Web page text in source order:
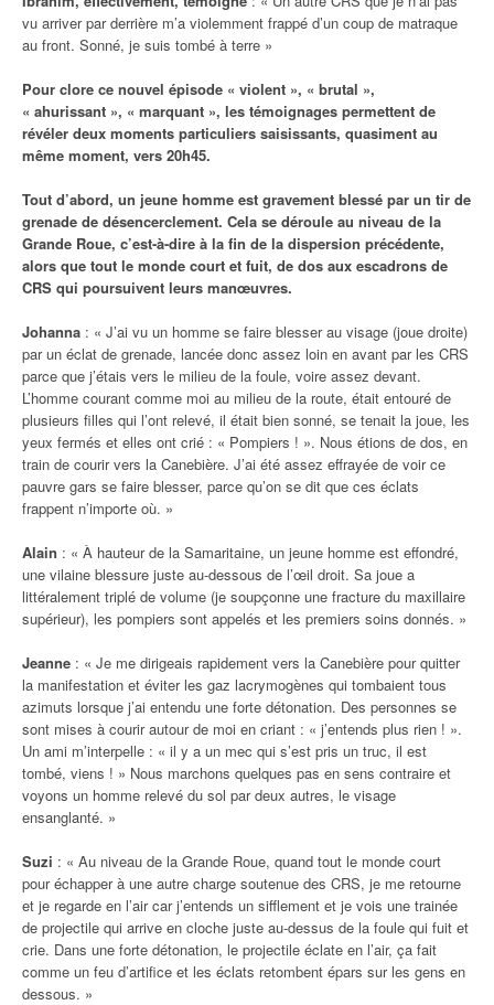
vu arriver par derrière m’a violemment frappé d’un coup de matraque
au front. Sonné, je suis tombé à terre »
Pour clore ce nouvel épisode « violent », « brutal »,
« ahurissant », « marquant », les témoignages permettent de
révéler deux moments particuliers saisissants, quasiment au
même moment, vers 20h45.
Tout d’abord, un jeune homme est gravement blessé par un tir de
grenade de désencerclement. Cela se déroule au niveau de la
Grande Roue, c’est-à-dire à la fin de la dispersion précédente,
alors que tout le monde court et fuit, de dos aux escadrons de
CRS qui poursuivent leurs manœuvres.
Johanna : « J’ai vu un homme se faire blesser au visage (joue droite)
par un éclat de grenade, lancée donc assez loin en avant par les CRS
parce que j’étais vers le milieu de la foule, voire assez devant.
L’homme courant comme moi au milieu de la route, était entouré de
plusieurs filles qui l’ont relevé, il était bien sonné, se tenait la joue, les
yeux fermés et elles ont crié : « Pompiers ! ». Nous étions de dos, en
train de courir vers la Canebière. J’ai été assez effrayée de voir ce
pauvre gars se faire blesser, parce qu’on se dit que ces éclats
frappent n’importe où. »
Alain : « À hauteur de la Samaritaine, un jeune homme est effondré,
une vilaine blessure juste au-dessous de l’œil droit. Sa joue a
littéralement triplé de volume (je soupçonne une fracture du maxillaire
supérieur), les pompiers sont appelés et les premiers soins donnés. »
Jeanne : « Je me dirigeais rapidement vers la Canebière pour quitter
la manifestation et éviter les gaz lacrymogènes qui tombaient tous
azimuts lorsque j’ai entendu une forte détonation. Des personnes se
sont mises à courir autour de moi en criant : « j’entends plus rien ! ».
Un ami m’interpelle : « il y a un mec qui s’est pris un truc, il est
tombé, viens ! » Nous marchons quelques pas en sens contraire et
voyons un homme relevé du sol par deux autres, le visage
ensanglanté. »
Suzi : « Au niveau de la Grande Roue, quand tout le monde court
pour échapper à une autre charge soutenue des CRS, je me retourne
et je regarde en l’air car j’entends un sifflement et je vois une trainée
de projectile qui arrive en cloche juste au-dessus de la foule qui fuit et
crie. Dans une forte détonation, le projectile éclate en l’air, ça fait
comme un feu d’artifice et les éclats retombent épars sur les gens en
dessous. »